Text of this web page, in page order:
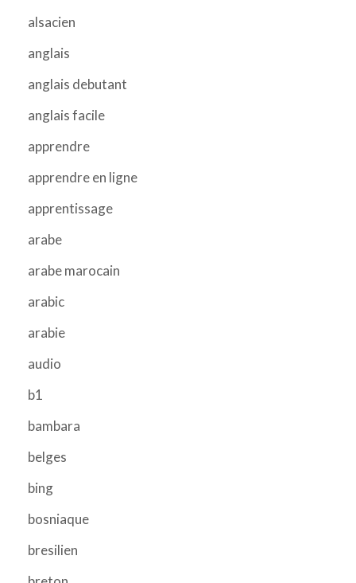
alsacien
anglais
anglais debutant
anglais facile
apprendre
apprendre en ligne
apprentissage
arabe
arabe marocain
arabic
arabie
audio
b1
bambara
belges
bing
bosniaque
bresilien